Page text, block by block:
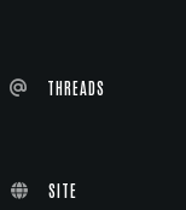
THREADS
SITE